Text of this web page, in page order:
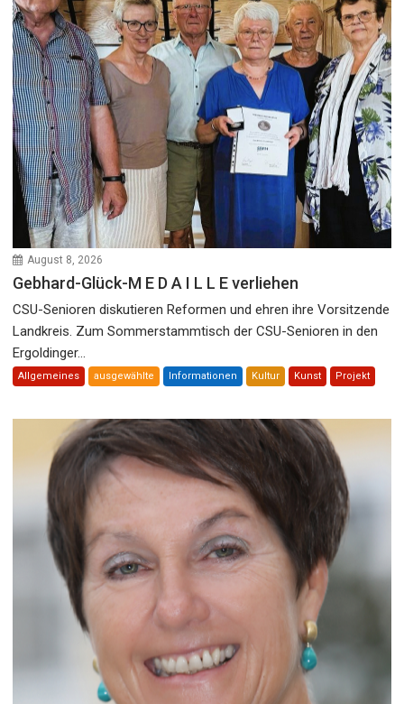
August 8, 2026
Gebhard-Glück-M E D A I L L E verliehen
CSU-Senioren diskutieren Reformen und ehren ihre Vorsitzende
Landkreis. Zum Sommerstammtisch der CSU-Senioren in den
Ergoldinger...
Allgemeines ausgewählte Informationen Kultur Kunst Projekt